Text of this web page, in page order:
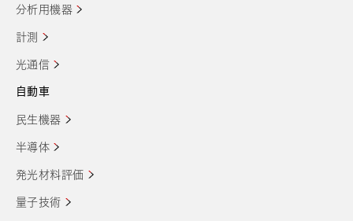
分析用機器
計測
光通信
自動車
民生機器
半導体
発光材料評価
量子技術